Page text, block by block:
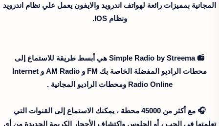
المجانية بمميزات رائعة لهواتف اندرويد والايفون يعمل علي نظام اندرويد
ونظام IOS.
📻 Simple Radio by Streema هي أبسط طريقة للاستماع إلى
محطات الراديو المفضلة الخاصة بك FM و AM Radio و Internet
Radio Online ومحطات الراديو المجانية .
🎧 مع أكثر من 45000 محطة ، يمكنك الاستماع إلى القنوات التي
تعلمتها في الحب ، أو الجلوس واكتشاف الأحجار الكريمة الجديدة من أي